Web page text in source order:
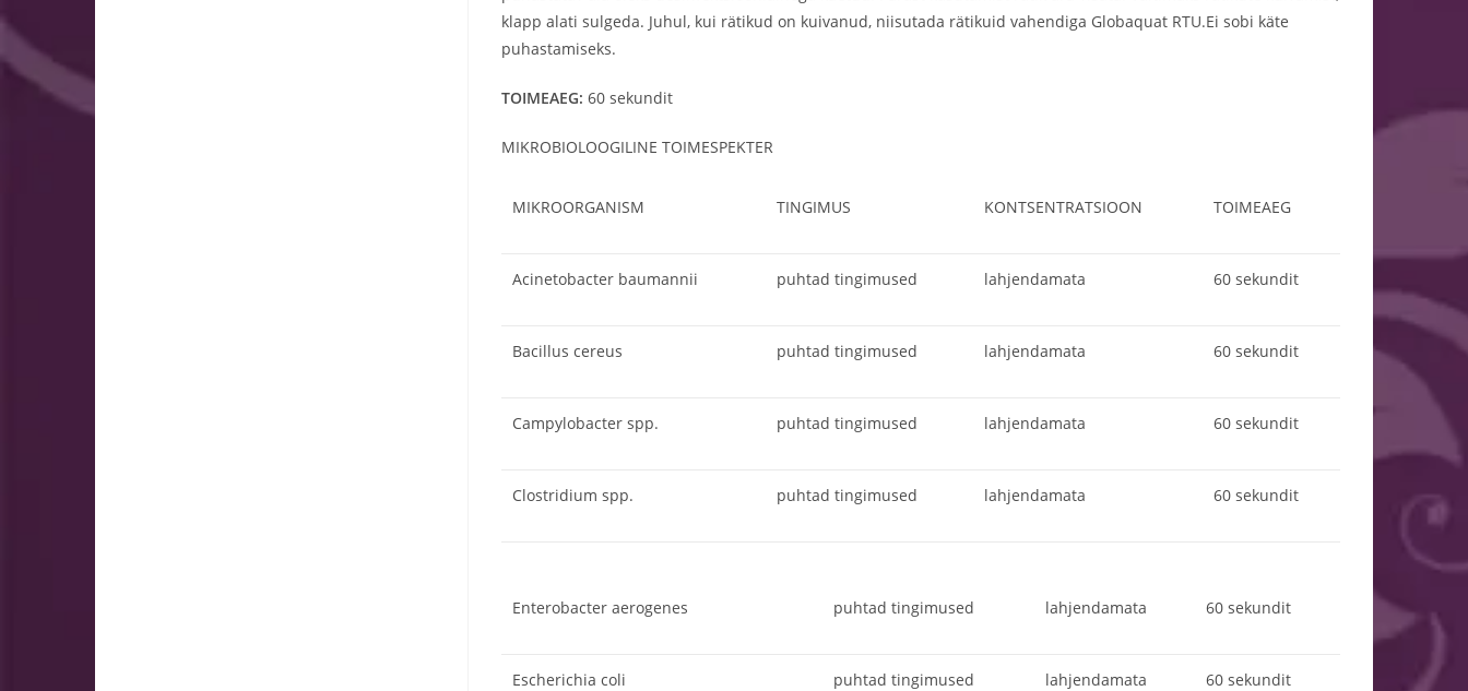
klapp alati sulgeda. Juhul, kui rätikud on kuivanud, niisutada rätikuid vahendiga Globaquat RTU.Ei sobi käte
puhastamiseks.
TOIMEAEG: 60 sekundit
MIKROBIOLOOGILINE TOIMESPEKTER
MIKROORGANISM TINGIMUS KONTSENTRATSIOON TOIMEAEG
Acinetobacter baumannii puhtad tingimused lahjendamata 60 sekundit
Bacillus cereus puhtad tingimused lahjendamata 60 sekundit
Campylobacter spp. puhtad tingimused lahjendamata 60 sekundit
Clostridium spp. puhtad tingimused lahjendamata 60 sekundit
Enterobacter aerogenes puhtad tingimused lahjendamata 60 sekundit
Escherichia coli puhtad tingimused lahjendamata 60 sekundit